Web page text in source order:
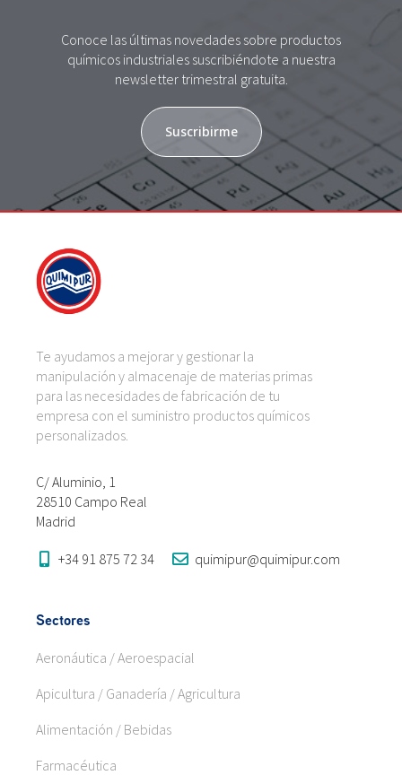
Conoce las últimas novedades sobre productos
químicos industriales suscribiéndote a nuestra
newsletter trimestral gratuita.
Suscribirme
Te ayudamos a mejorar y gestionar la
manipulación y almacenaje de materias primas
para las necesidades de fabricación de tu
empresa con el suministro productos químicos
personalizados.
C/ Aluminio, 1
28510 Campo Real
Madrid
+34 91 875 72 34 quimipur@quimipur.com
Sectores
Aeronáutica / Aeroespacial
Apicultura / Ganadería / Agricultura
Alimentación / Bebidas
Farmacéutica